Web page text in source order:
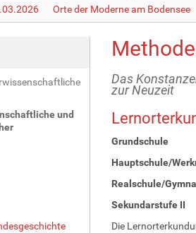
Orte der Moderne am Bodensee
und
Das
zur Neuzeit
Grundschule
Hauptschule/
Realschule/
Sekundarstufe II
Die